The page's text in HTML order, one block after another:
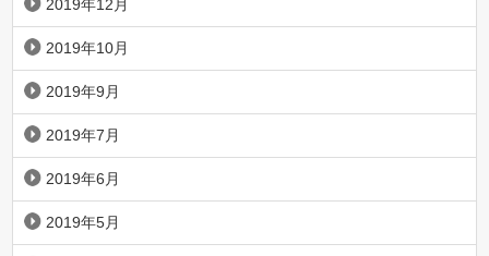
2019年12月
2019年10月
2019年9月
2019年7月
2019年6月
2019年5月